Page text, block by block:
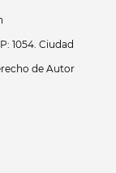
1054. Ciudad
de Autor